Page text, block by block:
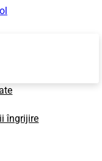
îngrijire